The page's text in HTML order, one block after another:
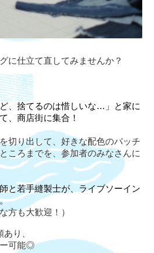
に仕立て直してみませんか？
、捨てるのは惜しいな…」と家に
、商店街に集合！
切り出して、好きな配色のパッチ
ころまでを、参加者のみなさんに
と若手縫製士が、ライブソーイン
方も大歓迎！）
り、
ー可能◎